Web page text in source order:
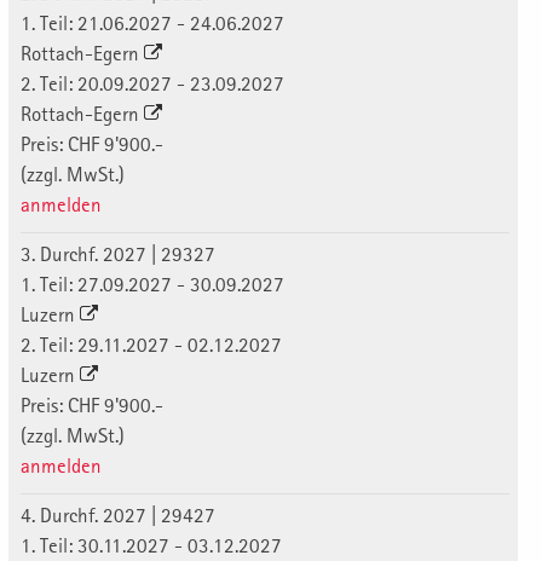
1. Teil: 21.06.2027 - 24.06.2027
Rottach-Egern
2. Teil: 20.09.2027 - 23.09.2027
Rottach-Egern
Preis: CHF 9'900.-
(zzgl. MwSt.)
anmelden
3. Durchf. 2027 | 29327
1. Teil: 27.09.2027 - 30.09.2027
Luzern
2. Teil: 29.11.2027 - 02.12.2027
Luzern
Preis: CHF 9'900.-
(zzgl. MwSt.)
anmelden
4. Durchf. 2027 | 29427
1. Teil: 30.11.2027 - 03.12.2027